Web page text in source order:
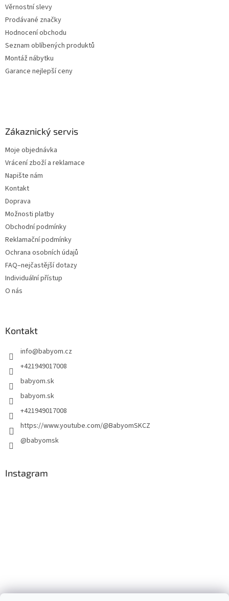
Věrnostní slevy
Prodávané značky
Hodnocení obchodu
Seznam oblíbených produktů
Montáž nábytku
Garance nejlepší ceny
Zákaznický servis
Moje objednávka
Vrácení zboží a reklamace
Napište nám
Kontakt
Doprava
Možnosti platby
Obchodní podmínky
Reklamační podmínky
Ochrana osobních údajů
FAQ–nejčastější dotazy
Individuální přístup
O nás
Kontakt
info@babyom.cz
+421949017008
babyom.sk
babyom.sk
+421949017008
https://www.youtube.com/@BabyomSKCZ
@babyomsk
Instagram